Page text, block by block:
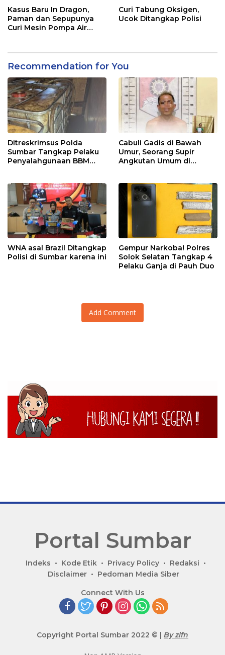
Kasus Baru In Dragon,
Paman dan Sepupunya
Curi Mesin Pompa Air
Curi Tabung Oksigen,
Ucok Ditangkap Polisi
Recommendation for You
Ditreskrimsus Polda
Sumbar Tangkap Pelaku
Penyalahgunaan BBM
Cabuli Gadis di Bawah
Umur, Seorang Supir
Angkutan Umum di
WNA asal Brazil Ditangkap
Polisi di Sumbar karena ini
Gempur Narkoba! Polres
Solok Selatan Tangkap 4
Pelaku Ganja di Pauh Duo
Add Comment
Portal Sumbar
Indeks Kode Etik Privacy Policy
Redaksi
Disclaimer
Pedoman Media Siber
Connect With Us
Copyright Portal Sumbar 2022 © | By zlfn